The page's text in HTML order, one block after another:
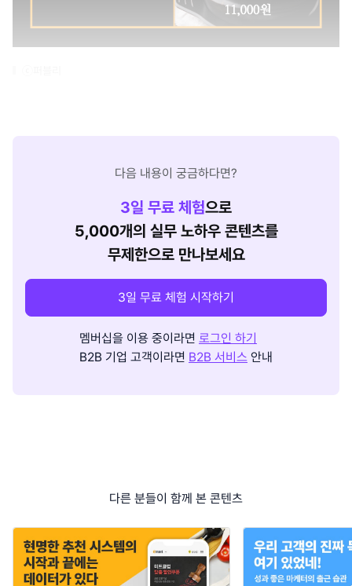
다음 내용이 궁금하다면?
3일 무료 체험으로
5,000개의 실무 노하우 콘텐츠를
무제한으로 만나보세요
3일 무료 체험 시작하기
멤버십을 이용 중이라면 로그인 하기
B2B 기업 고객이라면 B2B 서비스 안내
다른 분들이 함께 본 콘텐츠